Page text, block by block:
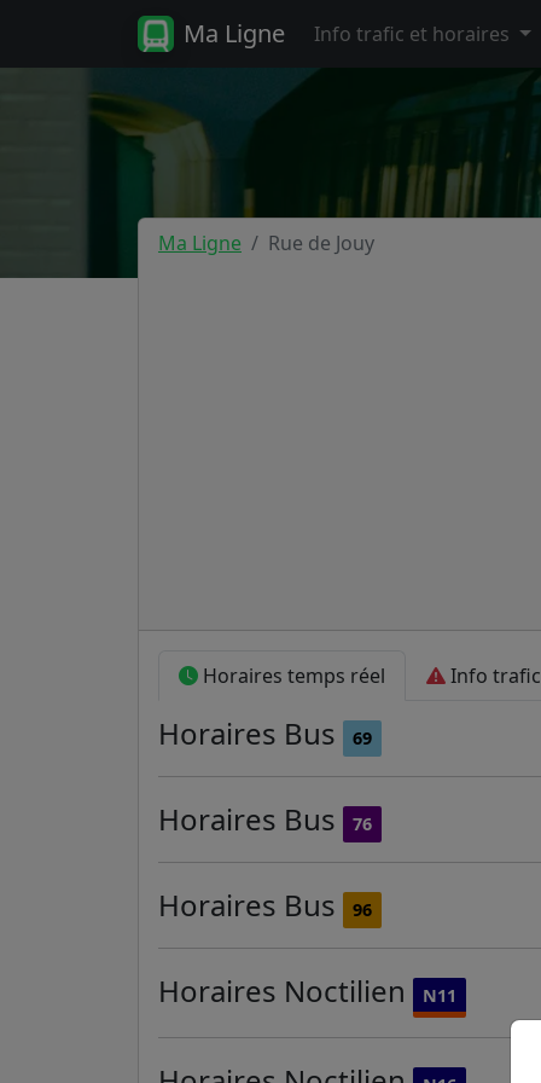
Ma Ligne Info trafic et horaires
Ma Ligne Rue de Jouy
Horaires temps réel Info trafic
Horaires Bus 69
Horaires Bus 76
Horaires Bus 96
Horaires Noctilien N11